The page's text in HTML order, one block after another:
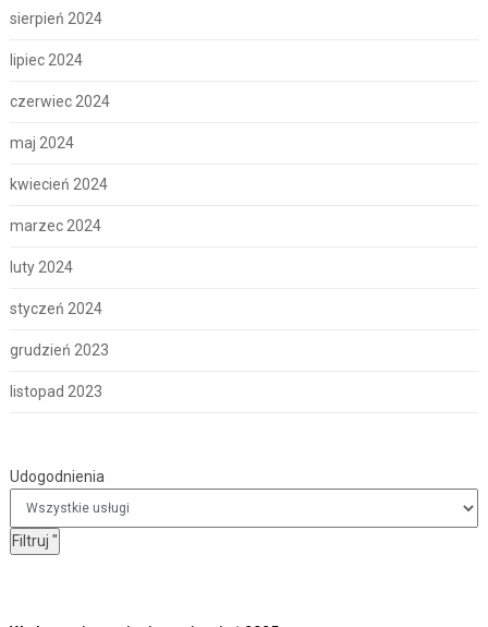
sierpień 2024
lipiec 2024
czerwiec 2024
maj 2024
kwiecień 2024
marzec 2024
luty 2024
styczeń 2024
grudzień 2023
listopad 2023
Udogodnienia
Filtruj Udogodnienia
"